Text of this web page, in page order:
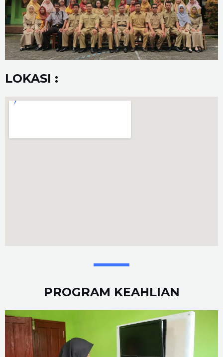
LOKASI :
PROGRAM KEAHLIAN